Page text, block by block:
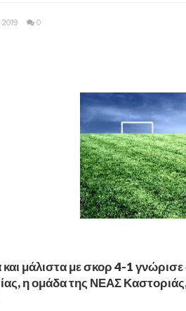
2019 0
και μάλιστα με σκορ 4-1
η ομάδα της ΝΕΑΣ